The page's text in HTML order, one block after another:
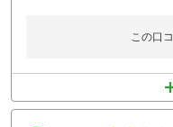
この口